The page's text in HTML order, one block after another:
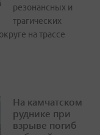
резонансных и
трагических
на трассе
На камчатском
руднике при
взрыве погиб